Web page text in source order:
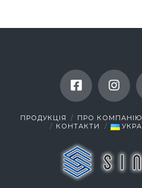
ПРОДУКЦІЯ ПРО КОМПАНІЮ
КОНТАКТИ